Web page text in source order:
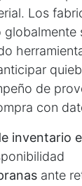
Los
globalmente
de
con
inventario
ante